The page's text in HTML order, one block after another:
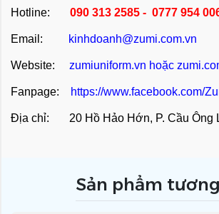
Hotline: 090 313 2585 - 0777 954
Email: kinhdoanh@zumi.com.vn
Website: zumiuniform.vn hoặc
Fanpage: https://www.facebook.com/
Địa chỉ: 20 Hồ Hảo Hớn, P. Cầu Ông
Sản phẩm